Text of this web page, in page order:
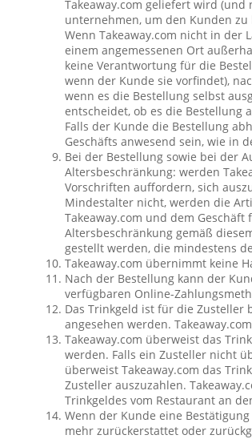
Takeaway.com geliefert wird (und
unternehmen, um den Kunden
Wenn Takeaway.com nicht in der
einem angemessenen Ort
keine Verantwortung für die
wenn der Kunde sie vorfindet),
wenn es die Bestellung selbst
entscheidet, ob es die Bestellung
Falls der Kunde die Bestellung
Geschäfts anwesend sein, wie in
Bei der Bestellung sowie bei der
Altersbeschränkung: werden
Vorschriften auffordern, sich
Mindestalter nicht, werden die
Takeaway.com und dem
Altersbeschränkung gemäß
gestellt werden, die mindestens
Takeaway.com übernimmt keine
Nach der Bestellung kann der
verfügbaren Online-
Das Trinkgeld ist für die Zusteller
angesehen werden.
Takeaway.com überweist das
werden. Falls ein Zusteller nicht
überweist Takeaway.com das
Zusteller auszuzahlen.
Trinkgeldes vom Restaurant an
Wenn der Kunde eine
mehr zurückerstattet oder